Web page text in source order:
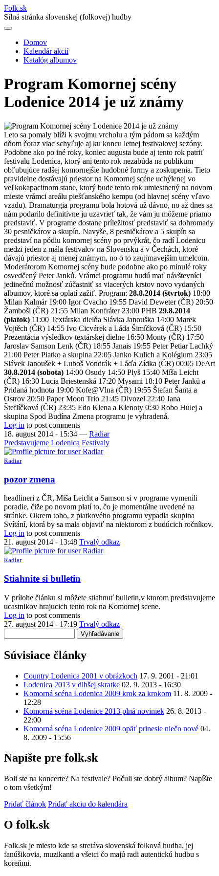
Folk.sk
Silná stránka slovenskej (folkovej) hudby
Main
navigation
Domov
Kalendár akcií
Katalóg albumov
Program Komornej scény
Lodenice 2014 je už známy
Leto sa pomaly blíži k svojmu vrcholu a tým pádom sa každým
dňom čoraz viac schyľuje aj ku koncu letnej festivalovej sezóny.
Podobne ako po iné roky, koniec augusta bude aj tento rok patriť
festivalu Lodenica, ktorý ani tento rok nezabúda na publikum
obľubujúce radšej komornejšie hudobné formy a zoskupenia. Tieto
pravidelne dostávajú priestor na Komornej scéne uchýlenej vo
veľkokapacitnom stane, ktorý bude tento rok umiestnený na novom
mieste vrámci areálu piešťanského kempu (od hlavnej scény vľavo
vzadu). Dramaturgia programu bola hotová už dávno, no až dnes sa
nám podarilo definitívne ju uzavrieť tak, že vám ju môžeme priamo
predstaviť. V programe dostane príležitosť predstaviť sa dohromady
30 pesničkárov a skupín. Navyše, 8 pesničkárov a 5 skupín sa
predstaví na pódiu komornej scény po prvýkrát, čo radí Lodenicu
medzi jeden z mála festivalov na Slovensku a v Čechách, ktoré
dávajú priestor aj menej známym, no o to zaujímavejším umelcom.
Moderátorom Komornej scény bude podobne ako po minulé roky
osvedčený Peter Janků. Vrámci programu budú mať návštevníci
jedinečnú možnosť zúčastniť sa viacerých krstov novo vydaných
albumov, ktoré sa oplatí zažiť. Program: 28.8.2014 (štvrtok) 18:00
Milan Kalmár 19:00 Igor Cvacho 19:55 David Deweter (ČR) 20:50
Žamboši (ČR) 21:55 Milan Konfráter 23:00 PHB 29.8.2014
(piatok) 11:00 Textárska dielňa Slávka Janouška 14:00 Marek
Vojtěch (ČR) 14:55 Ivo Cicvárek a Láda Šimíčková (ČR) 15:50
Prezentácia výsledkov textárskej dielne 16:50 Monty (ČR) 17:50
Jaroslav Samson Lenk (ČR) 18:55 Janais 19:55 Peter Petiar Lachký
21:00 Peter Piatko a skupina 22:05 Janko Kulich a Kolégium 23:05
Slávek Janoušek + Luboš Vondrák + Láďa Zídka (ČR) 00:05 DeArt
30.8.2014 (sobota) 14:00 Osudy 14:50 Plyš 15:40 Míša Leicht
(ČR) 16:30 Lucia Briestenská 17:20 Mysami 18:10 Peter Janků a
Pridaná hodnota 19:00 Kofe@Vlna (ČR) 19:55 Štefan Šanta a
Ostrov 20:50 Paper Moon Trio 21:45 Divozel 22:40 Jana
Šteflíčková (ČR) 23:35 Edo Klena a Klenoty 0:30 Robo Hulej a
skupina Spod Budína Zmena programu je vyhradená.
Log in to post comments
18. august 2014 - 15:34 — Radiar
Predstavujeme Lodenica Festivaly
Radiar
pozor zmena
headlineri z ČR, Míša Leicht a Samson si v programe vymenili
poradie, čiže po novom platí to, čo je momentálne uvedené na
stránke. Okrem toho, z piatkového programu vypadla skupina
Svítání, ktorá by sa mala objaviť na niektorom z budúcich ročníkov.
Log in to post comments
21. august 2014 - 13:48 Trvalý odkaz
Radiar
Stiahnite si bulletin
V prílohe článku si môžete stiahnuť bulletin,v ktorom predstavujeme
ucastnikov hrajucich tento rok na Komornej scene.
Log in to post comments
27. august 2014 - 17:19 Trvalý odkaz
Súvisiace články
Country Lodenica 2001 v obrázkoch 17. 9. 2001 - 21:01
Lodenica 2013 v dlhšej skratke 02. 9. 2013 - 16:30
Komorná scéna Lodenica 2009 krok za krokom 11. 8. 2009 -
12:28
Komorná scéna Lodenice 2013 plná noviniek 26. 8. 2013 -
22:00
Komorná scéna Lodenice 2009 opäť prinesie niečo nové 04.
8. 2009 - 15:56
Napíšte pre folk.sk
Boli ste na koncerte? Na festivale? Počuli ste dobrý album? Napíšte
o tom všetkým!
Pridať článok Pridať akciu do kalendára
O folk.sk
Folk.sk je miesto kde sa stretáva slovenská folková hudba, jej
fanúšikovia, muzikanti a všetci čo majú radi autentickú hudbu s
koreňmi.